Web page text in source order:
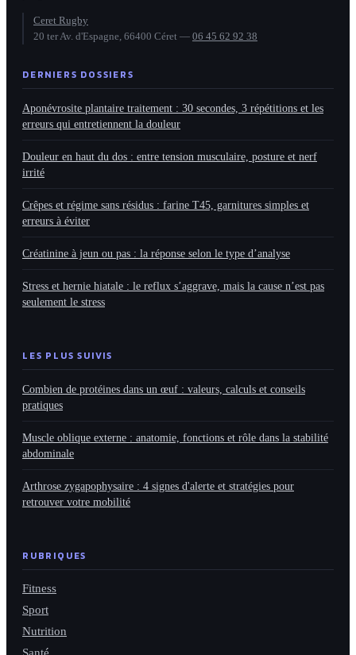
Ceret Rugby
20 ter Av. d'Espagne, 66400 Céret — 06 45 62 92 38
DERNIERS DOSSIERS
Aponévrosite plantaire traitement : 30 secondes, 3 répétitions et les
erreurs qui entretiennent la douleur
Douleur en haut du dos : entre tension musculaire, posture et nerf
irrité
Crêpes et régime sans résidus : farine T45, garnitures simples et
erreurs à éviter
Créatinine à jeun ou pas : la réponse selon le type d’analyse
Stress et hernie hiatale : le reflux s’aggrave, mais la cause n’est pas
seulement le stress
LES PLUS SUIVIS
Combien de protéines dans un œuf : valeurs, calculs et conseils
pratiques
Muscle oblique externe : anatomie, fonctions et rôle dans la stabilité
abdominale
Arthrose zygapophysaire : 4 signes d'alerte et stratégies pour
retrouver votre mobilité
RUBRIQUES
Fitness
Sport
Nutrition
Santé